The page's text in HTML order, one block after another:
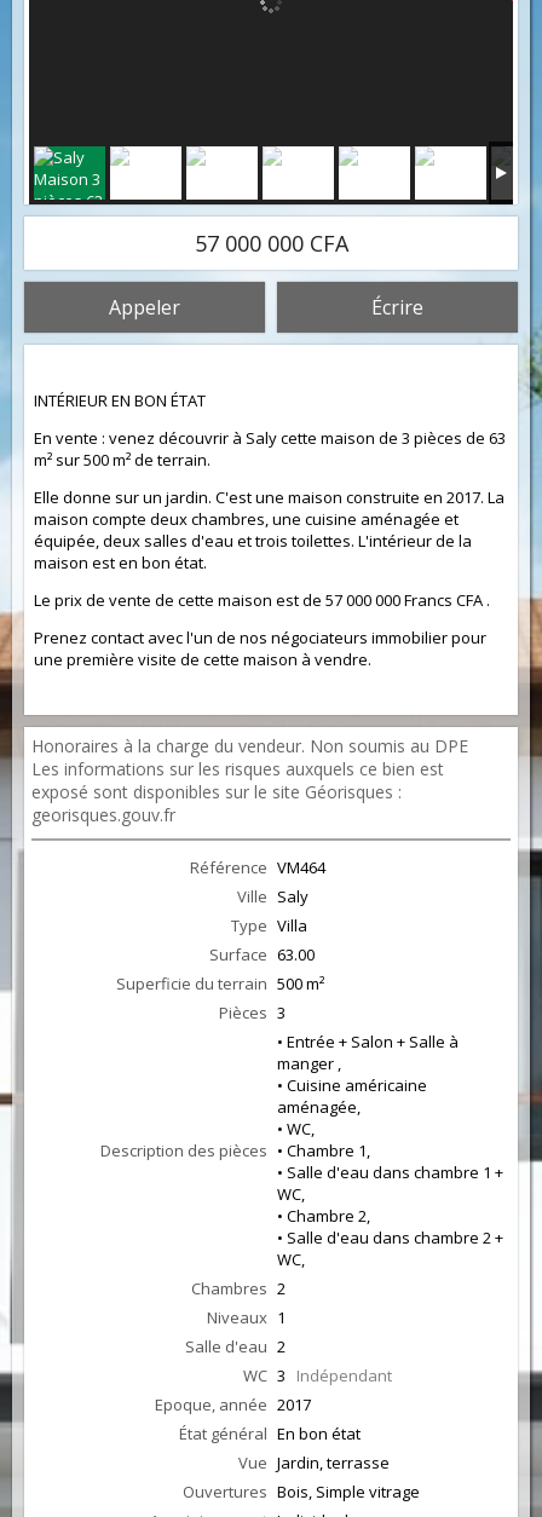
57 000 000 CFA
Appeler Écrire
INTÉRIEUR EN BON ÉTAT
En vente : venez découvrir à Saly cette maison de 3 pièces de 63
m² sur 500 m² de terrain.
Elle donne sur un jardin. C'est une maison construite en 2017. La
maison compte deux chambres, une cuisine aménagée et
équipée, deux salles d'eau et trois toilettes. L'intérieur de la
maison est en bon état.
Le prix de vente de cette maison est de 57 000 000 Francs CFA .
Prenez contact avec l'un de nos négociateurs immobilier pour
une première visite de cette maison à vendre.
Honoraires à la charge du vendeur. Non soumis au DPE
Les informations sur les risques auxquels ce bien est
exposé sont disponibles sur le site Géorisques :
georisques.gouv.fr
Référence VM464
Ville Saly
Type Villa
Surface 63.00
Superficie du terrain 500 m²
Pièces 3
Description des pièces
• Entrée + Salon + Salle à
manger ,
• Cuisine américaine
aménagée,
• WC,
• Chambre 1,
• Salle d'eau dans chambre 1 +
WC,
• Chambre 2,
• Salle d'eau dans chambre 2 +
WC,
Chambres 2
Niveaux 1
Salle d'eau 2
WC 3 Indépendant
Epoque, année 2017
État général En bon état
Vue Jardin, terrasse
Ouvertures Bois, Simple vitrage